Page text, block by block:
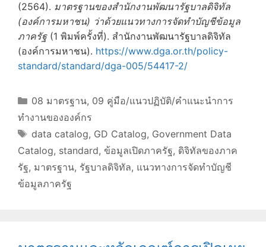
(2564). มาตรฐานของสำนักงานพัฒนารัฐบาลดิจิทัล
(องค์การมหาชน) ว่าด้วยแนวทางการจัดทำบัญชีข้อมูล
ภาครัฐ(1 พิมพ์ครั้งที่). สำนักงานพัฒนารัฐบาลดิจิทัล
(องค์การมหาชน). https://www.dga.or.th/policy-
standard/standard/dga-005/54417-2/
Categories
08 มาตรฐาน, 09 คู่มือ/แนวปฏิบัติ/คำแนะนำการ
ทำงานขององค์กร
Tags
data catalog, GD Catalog, Government Data
Catalog, standard, ข้อมูลเปิดภาครัฐ, ดิจิทัลของภาค
รัฐ, มาตรฐาน, รัฐบาลดิจิทัล, แนวทางการจัดทำบัญชี
ข้อมูลภาครัฐ